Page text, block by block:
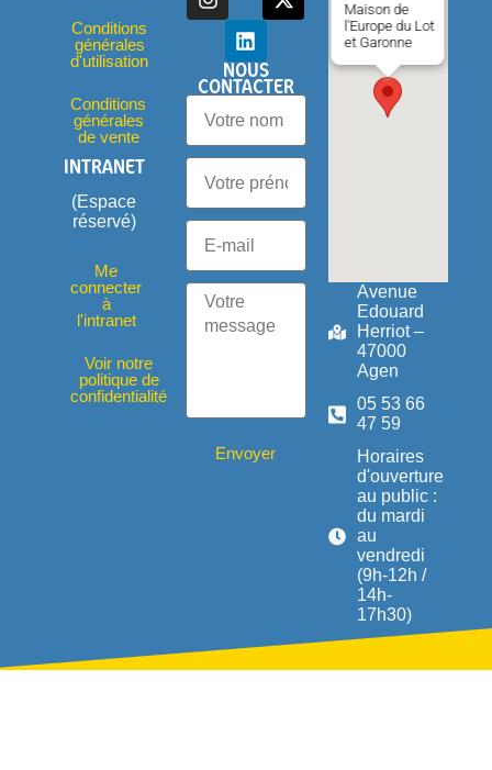
Conditions
générales
d'utilisation
Conditions
générales
de vente
INTRANET
(Espace
réservé)
Me
connecter
à
l'intranet
Voir notre
politique de
confidentialité
NOUS
CONTACTER
Envoyer
Maison de
l'Europe du Lot
et Garonne
Avenue
Edouard
Herriot –
47000
Agen
05 53 66
47 59
Horaires
d'ouverture
au public :
du mardi
au
vendredi
(9h-12h /
14h-
17h30)